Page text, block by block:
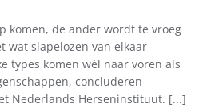
komen, de ander wordt te vroeg
wat slapelozen van elkaar
types komen wél naar voren als
concluderen
Nederlands Herseninstituut. [...]